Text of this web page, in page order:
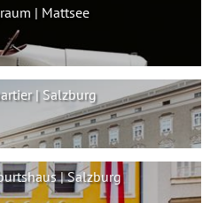
| Mattsee
| Salzburg
| Salzburg